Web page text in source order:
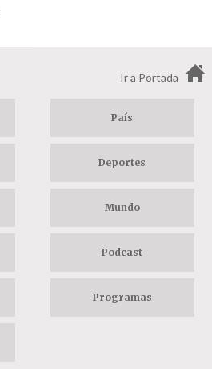
Ir a Portada
País
Deportes
Mundo
Podcast
Programas